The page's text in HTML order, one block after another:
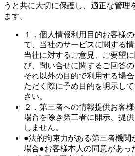
うと共に大切に保護し、適正な管理
ます。
１．個人情報利用目的お客様
て、当社のサービスに関する
当社に対するご意見、ご要望
び、問い合せに関するご回答の
それ以外の目的で利用する場
ただく際に予め目的を明示し
さい。
２．第三者への情報提供お客
場合を除き第三者に開示、提
しません。
●法的拘束力がある第三者機関
場合●お客様本人の同意があっ